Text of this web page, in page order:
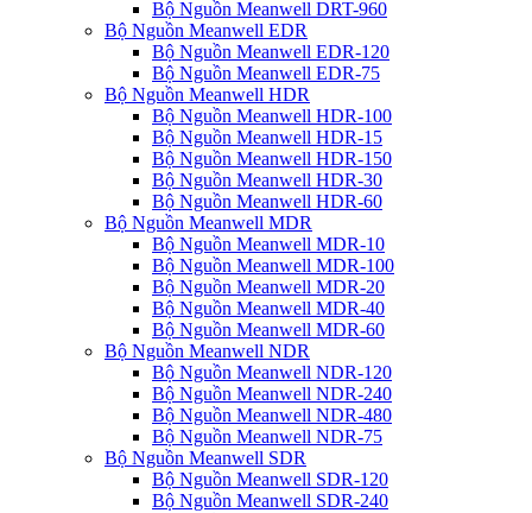
Bộ Nguồn Meanwell DRT-960
Bộ Nguồn Meanwell EDR
Bộ Nguồn Meanwell EDR-120
Bộ Nguồn Meanwell EDR-75
Bộ Nguồn Meanwell HDR
Bộ Nguồn Meanwell HDR-100
Bộ Nguồn Meanwell HDR-15
Bộ Nguồn Meanwell HDR-150
Bộ Nguồn Meanwell HDR-30
Bộ Nguồn Meanwell HDR-60
Bộ Nguồn Meanwell MDR
Bộ Nguồn Meanwell MDR-10
Bộ Nguồn Meanwell MDR-100
Bộ Nguồn Meanwell MDR-20
Bộ Nguồn Meanwell MDR-40
Bộ Nguồn Meanwell MDR-60
Bộ Nguồn Meanwell NDR
Bộ Nguồn Meanwell NDR-120
Bộ Nguồn Meanwell NDR-240
Bộ Nguồn Meanwell NDR-480
Bộ Nguồn Meanwell NDR-75
Bộ Nguồn Meanwell SDR
Bộ Nguồn Meanwell SDR-120
Bộ Nguồn Meanwell SDR-240